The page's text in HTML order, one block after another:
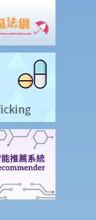
親戚，我應該留
買賣合約還是執行
少？
不同？
？
之定額比例計
會怎樣？